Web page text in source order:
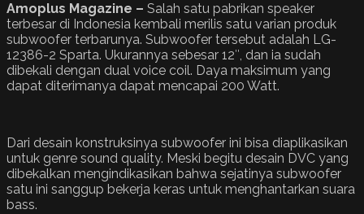
Amoplus Magazine – Salah satu pabrikan speaker
terbesar di Indonesia kembali merilis satu varian produk
subwoofer terbarunya. Subwoofer tersebut adalah LG-
12386-2 Sparta. Ukurannya sebesar 12″, dan ia sudah
dibekali dengan dual voice coil. Daya maksimum yang
dapat diterimanya dapat mencapai 200 Watt.
Dari desain konstruksinya subwoofer ini bisa diaplikasikan
untuk genre sound quality. Meski begitu desain DVC yang
dibekalkan mengindikasikan bahwa sejatinya subwoofer
satu ini sanggup bekerja keras untuk menghantarkan suara
bass.